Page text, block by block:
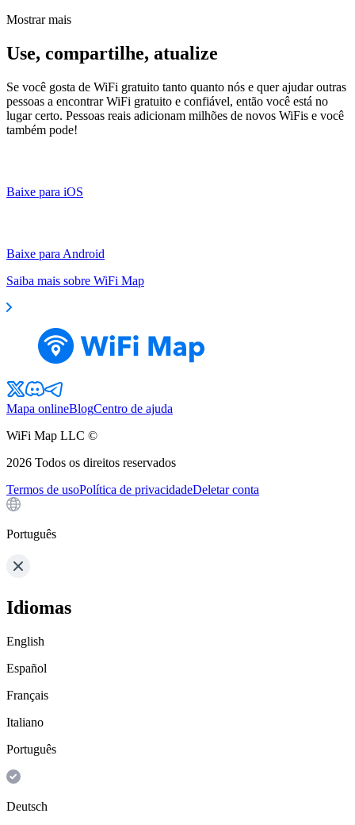
Mostrar mais
Use, compartilhe, atualize
Se você gosta de WiFi gratuito tanto quanto nós e quer ajudar outras
pessoas a encontrar WiFi gratuito e confiável, então você está no
lugar certo. Pessoas reais adicionam milhões de novos WiFis e você
também pode!
Baixe para iOS
Baixe para Android
Saiba mais sobre WiFi Map
Mapa onlineBlogCentro de ajuda
WiFi Map LLC ©
2026 Todos os direitos reservados
Termos de usoPolítica de privacidadeDeletar conta
Português
Idiomas
English
Español
Français
Italiano
Português
Deutsch